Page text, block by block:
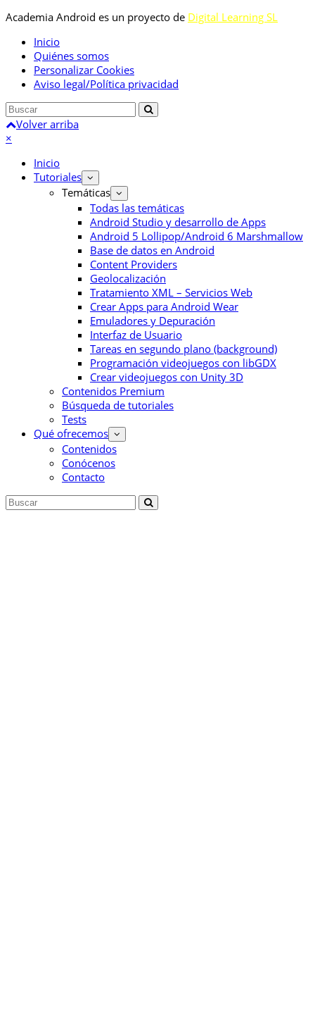
Academia Android es un proyecto de Digital Learning SL
Inicio
Quiénes somos
Personalizar Cookies
Aviso legal/Política privacidad
Volver arriba
×
Inicio
Tutoriales
Temáticas
Todas las temáticas
Android Studio y desarrollo de Apps
Android 5 Lollipop/Android 6 Marshmallow
Base de datos en Android
Content Providers
Geolocalización
Tratamiento XML – Servicios Web
Crear Apps para Android Wear
Emuladores y Depuración
Interfaz de Usuario
Tareas en segundo plano (background)
Programación videojuegos con libGDX
Crear videojuegos con Unity 3D
Contenidos Premium
Búsqueda de tutoriales
Tests
Qué ofrecemos
Contenidos
Conócenos
Contacto